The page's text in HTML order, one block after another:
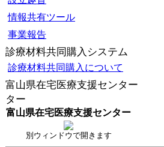
情報共有ツール
事業報告
診療材料共同購入システム
診療材料共同購入について
富山県在宅医療支援センター
ター
富山県在宅医療支援センター
別ウィンドウで開きます